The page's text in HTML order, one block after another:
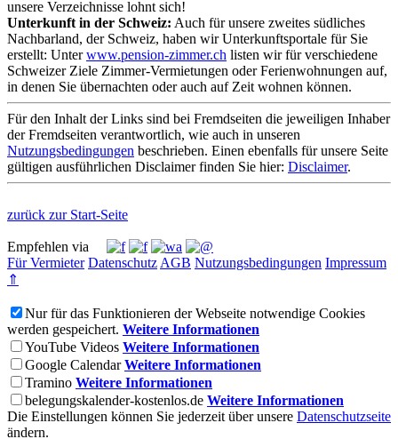
unsere Verzeichnisse lohnt sich!
Unterkunft in der Schweiz: Auch für unsere zweites südliches
Nachbarland, der Schweiz, haben wir Unterkunftsportale für Sie
erstellt: Unterwww.pension-zimmer.ch listen wir für verschiedene
Schweizer Ziele Zimmer-Vermietungen oder Ferienwohnungen auf,
in denen Sie übernachten oder auch auf Zeit wohnen können.
Für den Inhalt der Links sind bei Fremdseiten die jeweiligen Inhaber
der Fremdseiten verantwortlich, wie auch in unseren
Nutzungsbedingungen beschrieben. Einen ebenfalls für unsere Seite
gültigen ausführlichen Disclaimer finden Sie hier: Disclaimer.
zurück zur Start-Seite
Empfehlen via
Für Vermieter Datenschutz AGB Nutzungsbedingungen Impressum
⇑
Nur für das Funktionieren der Webseite notwendige Cookies
werden gespeichert. Weitere Informationen
YouTube Videos Weitere Informationen
Google Calendar Weitere Informationen
Tramino Weitere Informationen
belegungskalender-kostenlos.de Weitere Informationen
Die Einstellungen können Sie jederzeit über unsere Datenschutzseite
ändern.